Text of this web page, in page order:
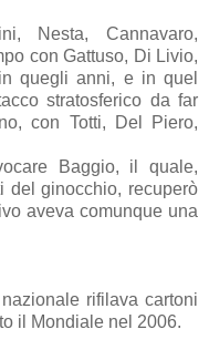
Nesta, Cannavaro,
con Gattuso, Di Livio,
quegli anni, e in quel
stratosferico da far
con Totti, Del Piero,
Baggio, il quale,
del ginocchio, recuperò
aveva comunque una
rifilava cartoni
il Mondiale nel 2006.